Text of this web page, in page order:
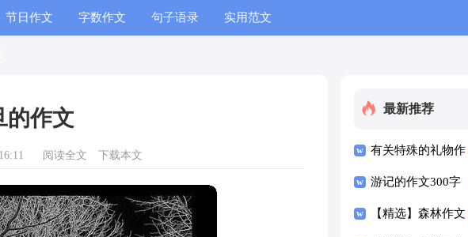
节日作文 字数作文 句子语录 实用范文
的作文
阅读全文 下载本文
最新推荐
有关特殊的礼物作
文300字4篇
游记的作文300字
锦集七篇
【精选】森林作文